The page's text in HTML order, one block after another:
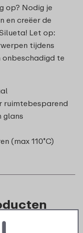
op? Nodig je
en creëer de
Let op:
tijdens
onbeschadigd te
ruimtebesparend
glans
(max 110˚C)